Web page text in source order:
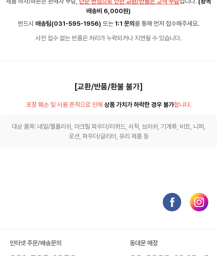
배송비 6,000원)
반드시 배송팀(031-595-1956) 또는 1:1 문의 를 통해 먼저 접수해주세요.
사전 접수 없는 반품은 처리가 누락되거나 지연될 수 있습니다.
[교환/반품/환불 불가]
포장 훼손 및 사용 흔적으로 인해 상품 가치가 하락한 경우 불가합니다.
대상 품목: 네일/젤폴리쉬, 아크릴 파우더/리퀴드, 서적, 브러쉬, 기계류, 비트, 니퍼,
로션, 파우더/글리터, 유리 제품 등
인터넷 주문/배송문의 동대문 매장